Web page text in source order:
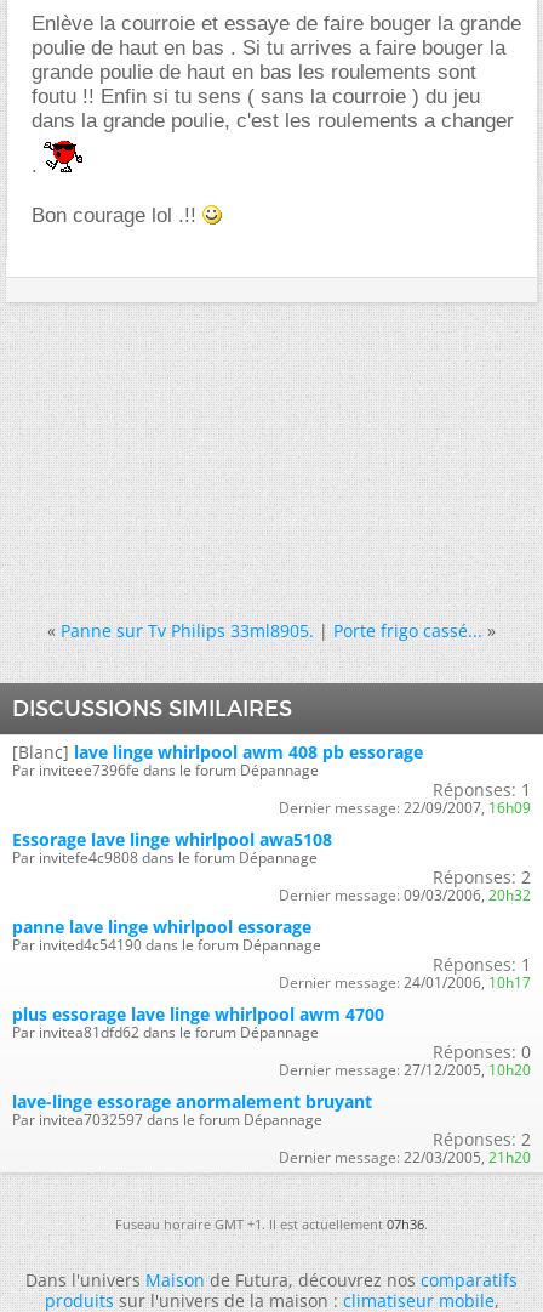
Enlève la courroie et essaye de faire bouger la grande
poulie de haut en bas . Si tu arrives a faire bouger la
grande poulie de haut en bas les roulements sont
foutu !! Enfin si tu sens ( sans la courroie ) du jeu
dans la grande poulie, c'est les roulements a changer
.
Bon courage lol .!!
« Panne sur Tv Philips 33ml8905.|Porte frigo cassé... »
DISCUSSIONS SIMILAIRES
[Blanc] lave linge whirlpool awm 408 pb essorage
Par inviteee7396fe dans le forum Dépannage
Réponses: 1
Dernier message: 22/09/2007, 16h09
Essorage lave linge whirlpool awa5108
Par invitefe4c9808 dans le forum Dépannage
Réponses: 2
Dernier message: 09/03/2006, 20h32
panne lave linge whirlpool essorage
Par invited4c54190 dans le forum Dépannage
Réponses: 1
Dernier message: 24/01/2006, 10h17
plus essorage lave linge whirlpool awm 4700
Par invitea81dfd62 dans le forum Dépannage
Réponses: 0
Dernier message: 27/12/2005, 10h20
lave-linge essorage anormalement bruyant
Par invitea7032597 dans le forum Dépannage
Réponses: 2
Dernier message: 22/03/2005, 21h20
Fuseau horaire GMT +1. Il est actuellement07h36.
Dans l'universMaisonde Futura, découvrez noscomparatifs
produitssur l'univers de la maison :climatiseur mobile,